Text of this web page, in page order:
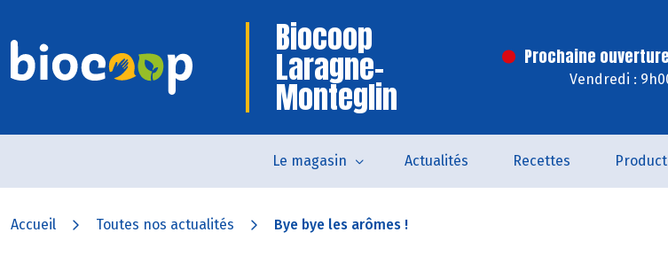
Biocoop
Laragne-
Monteglin
Prochaine
Vendredi :
Le magasin Actualités Recettes
Accueil Toutes nos actualités Bye bye les arômes !